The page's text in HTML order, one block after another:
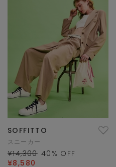
SOFFITTO
スニーカー
¥14,300 40 % OFF
¥8,580